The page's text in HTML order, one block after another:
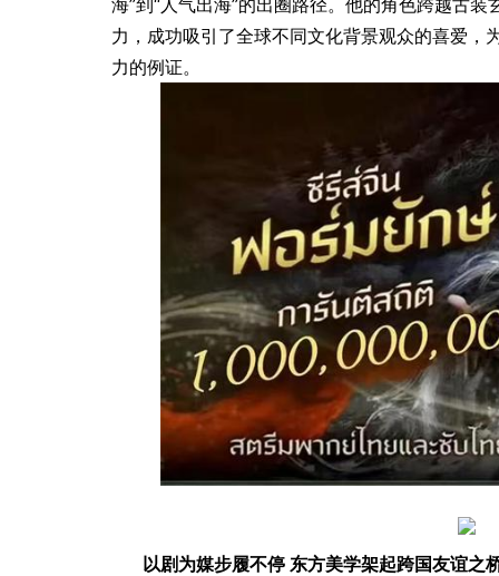
力，成功吸引了全球不同文化背景观众的喜爱，
力的例证。
以剧为媒步履不停 东方美学架起跨国友谊之